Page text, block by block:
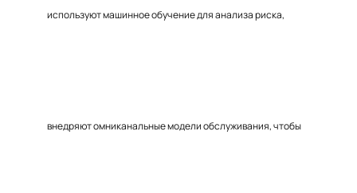
используют машинное обучение для анализа риска,
внедряют омниканальные модели обслуживания, чтобы